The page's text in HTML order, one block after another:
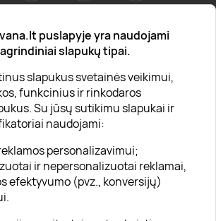
puslapyje yra naudojami
slapukų tipai.
slapukus svetainės veikimui,
funkcinius ir rinkodaros
Su jūsų sutikimu slapukai ir
naudojami:
personalizavimui;
ir nepersonalizuotai reklamai,
efektyvumo (pvz., konversijų)